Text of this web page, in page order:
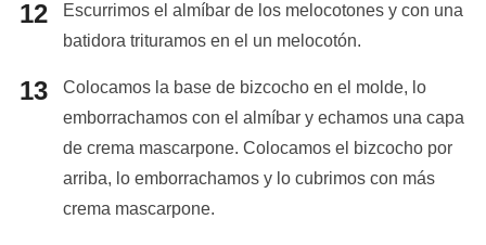
Escurrimos el almíbar de los melocotones y con una
batidora trituramos en el un melocotón.
Colocamos la base de bizcocho en el molde, lo
emborrachamos con el almíbar y echamos una capa
de crema mascarpone. Colocamos el bizcocho por
arriba, lo emborrachamos y lo cubrimos con más
crema mascarpone.